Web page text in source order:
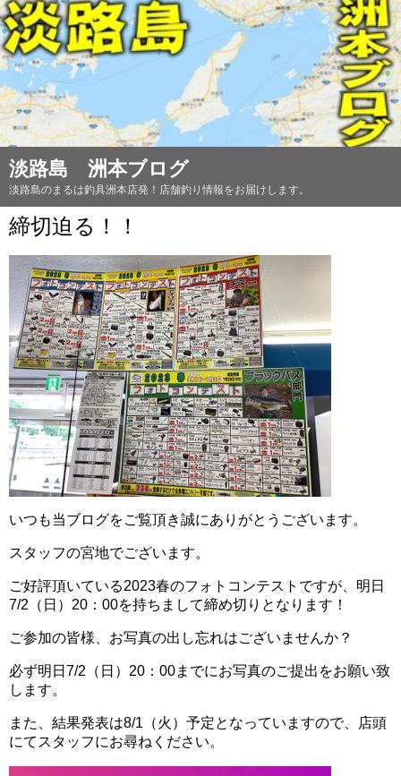
淡路島 洲本ブログ
淡路島のまるは釣具洲本店発！店舗釣り情報をお届けします。
締切迫る！！
いつも当ブログをご覧頂き誠にありがとうございます。
スタッフの宮地でございます。
ご好評頂いている2023春のフォトコンテストですが、明日
7/2（日）20：00を持ちまして締め切りとなります！
ご参加の皆様、お写真の出し忘れはございませんか？
必ず明日7/2（日）20：00までにお写真のご提出をお願い致
します。
また、結果発表は8/1（火）予定となっていますので、店頭
にてスタッフにお尋ねください。